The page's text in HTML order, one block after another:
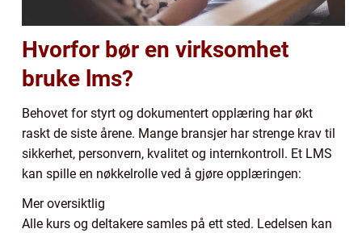
Hvorfor bør en virksomhet
bruke lms?
Behovet for styrt og dokumentert opplæring har økt
raskt de siste årene. Mange bransjer har strenge krav til
sikkerhet, personvern, kvalitet og internkontroll. Et LMS
kan spille en nøkkelrolle ved å gjøre opplæringen:
Mer oversiktlig
Alle kurs og deltakere samles på ett sted. Ledelsen kan